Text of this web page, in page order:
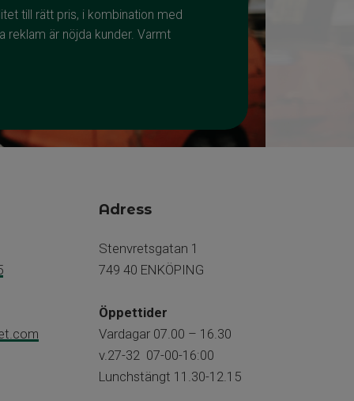
till rätt pris, i kombination med
reklam är nöjda kunder. Varmt
Adress
Stenvretsgatan 1
749 40 ENKÖPING
Öppettider
Vardagar 07.00 – 16.30
v.27-32 07-00-16:00​​​​​​​
Lunchstängt 11.30-12.15